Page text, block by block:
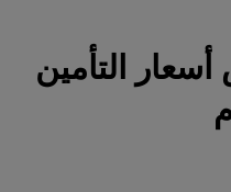
التأمين